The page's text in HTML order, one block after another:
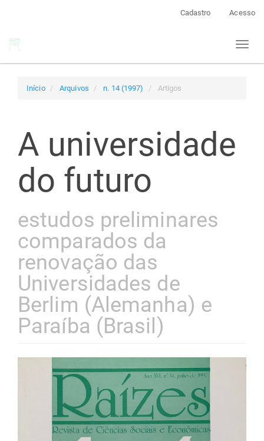
Cadastro Acesso
Toggle
Início Arquivos n. 14 (1997) Artigos
A universidade
do futuro
estudos preliminares
comparados da
renovação das
Universidades de
Berlim (Alemanha) e
Paraíba (Brasil)
Barra
lateral